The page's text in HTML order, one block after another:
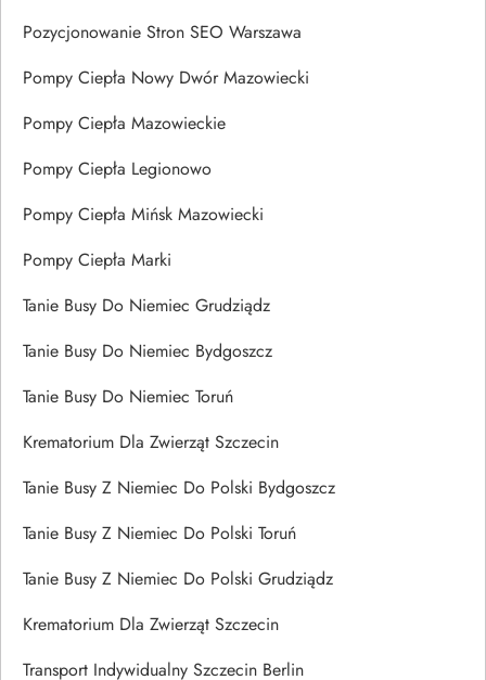
Pozycjonowanie Stron SEO Warszawa
Pompy Ciepła Nowy Dwór Mazowiecki
Pompy Ciepła Mazowieckie
Pompy Ciepła Legionowo
Pompy Ciepła Mińsk Mazowiecki
Pompy Ciepła Marki
Tanie Busy Do Niemiec Grudziądz
Tanie Busy Do Niemiec Bydgoszcz
Tanie Busy Do Niemiec Toruń
Krematorium Dla Zwierząt Szczecin
Tanie Busy Z Niemiec Do Polski Bydgoszcz
Tanie Busy Z Niemiec Do Polski Toruń
Tanie Busy Z Niemiec Do Polski Grudziądz
Krematorium Dla Zwierząt Szczecin
Transport Indywidualny Szczecin Berlin